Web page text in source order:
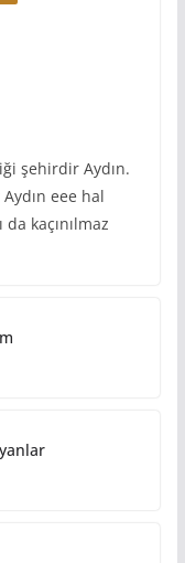
şehirdir Aydın.
eee hal
kaçınılmaz